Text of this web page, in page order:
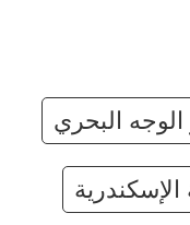
الوجه البحري
الإسكندرية